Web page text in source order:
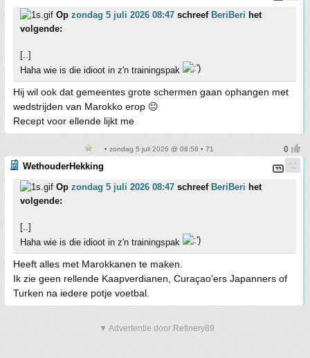
Op zondag 5 juli 2026 08:47 schreef BeriBeri het
volgende:
[..]
Haha wie is die idioot in z'n trainingspak
Hij wil ook dat gemeentes grote schermen gaan ophangen met
wedstrijden van Marokko erop 😐
Recept voor ellende lijkt me
• zondag 5 juli 2026 @ 08:58 • 71
WethouderHekking
Op zondag 5 juli 2026 08:47 schreef BeriBeri het
volgende:
[..]
Haha wie is die idioot in z'n trainingspak
Heeft alles met Marokkanen te maken.
Ik zie geen rellende Kaapverdianen, Curaçao'ers Japanners of
Turken na iedere potje voetbal.
▼ Advertentie door Refinery89